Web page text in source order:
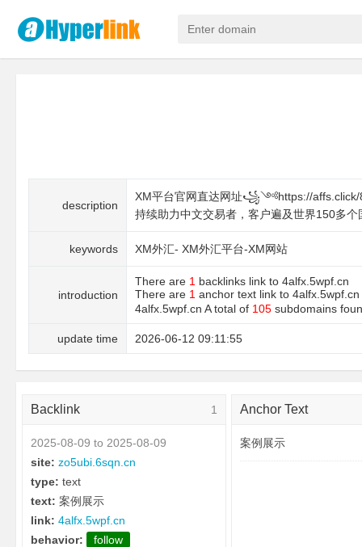
description
XM平台官网直达网址꧁༺https://affs.click/
持续助力中文交易者，客户遍及世界150多个
keywords XM外汇- XM外汇平台-XM网站
introduction
There are 1 backlinks link to 4alfx.5wpf.cn
There are 1 anchor text link to
4alfx.5wpf.cn A total of 105 subdomains
update time 2026-06-12 09:11:55
1
Backlink
2025-08-09 to 2025-08-09
site: zo5ubi.6sqn.cn
type: text
text: 案例展示
link: 4alfx.5wpf.cn
behavior:
follow
Anchor Text
案例展示